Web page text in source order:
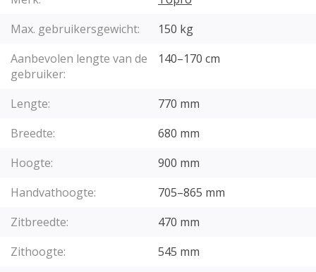
Max. gebruikersgewicht:
150 kg
Aanbevolen lengte van de
gebruiker:
140–170 cm
Lengte:
770 mm
Breedte:
680 mm
Hoogte:
900 mm
Handvathoogte:
705–865 mm
Zitbreedte:
470 mm
Zithoogte:
545 mm